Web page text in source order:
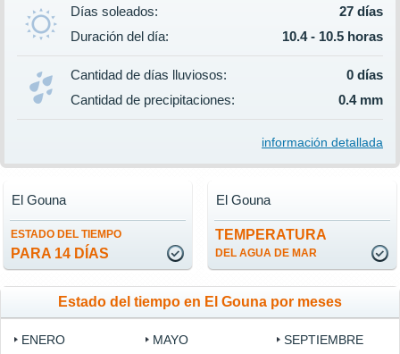
Días soleados:
27 días
Duración del día:
10.4 - 10.5 horas
Cantidad de días lluviosos:
0 días
Cantidad de precipitaciones:
0.4 mm
información detallada
ESTADO DEL TIEMPO
PARA 14 DÍAS
El Gouna
TEMPERATURA
DEL AGUA DE MAR
El Gouna
Estado del tiempo en El Gouna por meses
ENERO
MAYO
SEPTIEMBRE